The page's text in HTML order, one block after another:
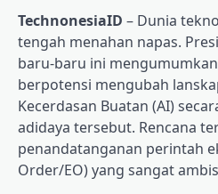
TechnonesiaID – Dunia
tengah menahan napas.
baru-baru ini
berpotensi mengubah
Kecerdasan Buatan (AI)
adidaya tersebut. Rencana
penandatanganan perintah
Order/EO) yang sangat